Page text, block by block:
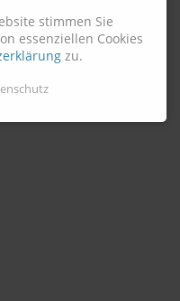
stimmen Sie
essenziellen Cookies
zu.